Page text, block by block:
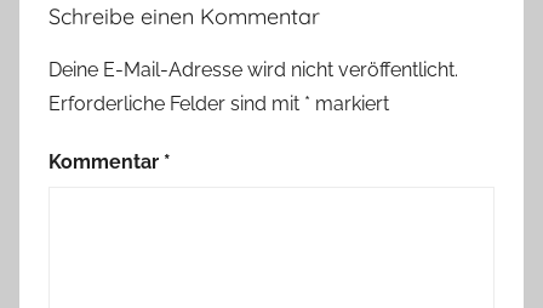
Schreibe einen Kommentar
Deine E-Mail-Adresse wird nicht veröffentlicht.
Erforderliche Felder sind mit * markiert
Kommentar *